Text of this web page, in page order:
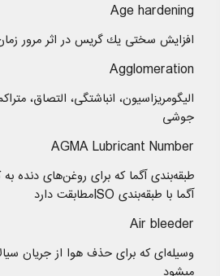
Age hardening
افزایش سختی یك گریس در اثر مرور
Agglomeration
الیگومریزاسیون، انباشتگی، التصاق،
جوشی
AGMA Lubricant Number
طبقه‌بندی آگما که برای روغن‌های دنده به
آگما با طبقه‌بندی ISOمطابقت دارد
Air bleeder
وسیله‌ای که برای حذف هوا از جریان